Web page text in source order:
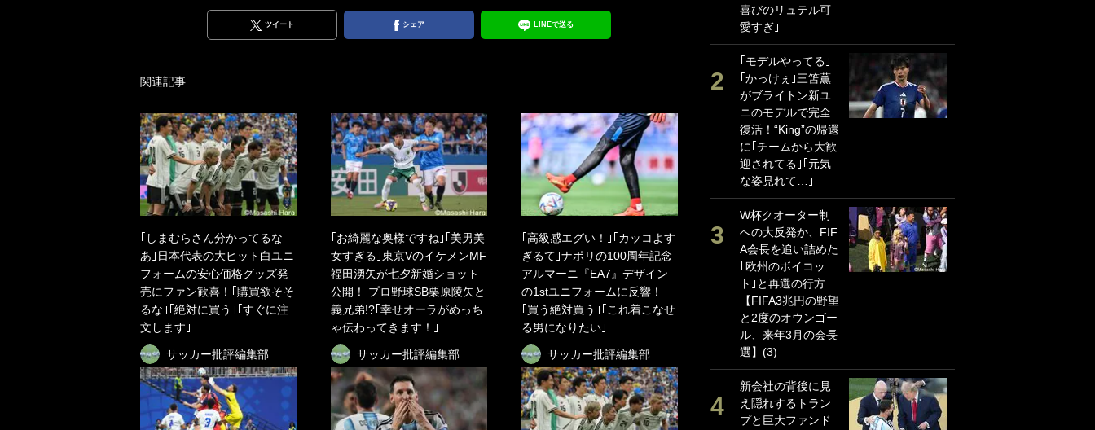
ツイート シェア LINEで送る
関連記事
｢しまむらさん分かってるな
あ｣日本代表の大ヒット白ユニ
フォームの安心価格グッズ発
売にファン歓喜！｢購買欲そそ
るな｣｢絶対に買う｣｢すぐに注
文します｣
サッカー批評編集部
｢お綺麗な奥様ですね｣｢美男美
女すぎる｣東京VのイケメンMF
福田湧矢が七夕新婚ショット
公開！ プロ野球SB栗原陵矢と
義兄弟!?｢幸せオーラがめっち
ゃ伝わってきます！｣
サッカー批評編集部
｢高級感エグい！｣｢カッコよす
ぎるて｣ナポリの100周年記念
アルマーニ『EA7』デザイン
の1stユニフォームに反響！
｢買う絶対買う｣｢これ着こなせ
る男になりたい｣
サッカー批評編集部
喜びのリュテル可
愛すぎ｣
｢モデルやってる｣
｢かっけぇ｣三笘薫
がブライトン新ユ
ニのモデルで完全
復活！“King”の帰還
に｢チームから大歓
迎されてる｣｢元気
な姿見れて…｣
W杯クオーター制
への大反発か、FIF
A会長を追い詰めた
｢欧州のボイコッ
ト｣と再選の行方
【FIFA3兆円の野望
と2度のオウンゴー
ル、来年3月の会長
選】(3)
新会社の背後に見
え隠れするトラン
プと巨大ファンド